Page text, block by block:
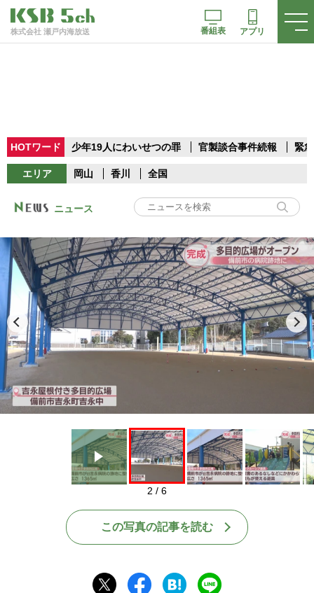
株式会社 瀬戸内海放送 番組表 アプリ
HOTワード 少年19人にわいせつの罪 官製談合事件続報 緊
エリア 岡山 香川 全国
ニュース
Play
2 / 6
この写真の記事を読む